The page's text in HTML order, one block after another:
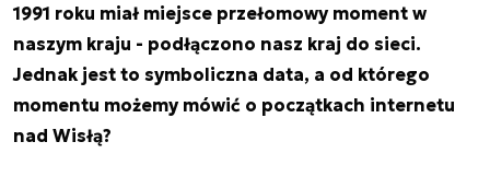
1991 roku miał miejsce przełomowy moment w
naszym kraju - podłączono nasz kraj do sieci.
Jednak jest to symboliczna data, a od którego
momentu możemy mówić o początkach internetu
nad Wisłą?